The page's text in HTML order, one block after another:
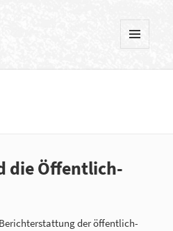
die Öffentlich-
der öffentlich-